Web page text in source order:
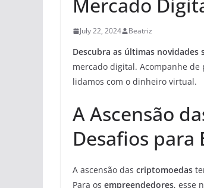
Mercado
July 22, 2024 Beatriz
Descubra as últimas novidades
mercado digital. Acompanhe
lidamos com o dinheiro virtual.
A Ascensão
Desafios para
A ascensão das criptomoedas
Para os empreendedores, esse